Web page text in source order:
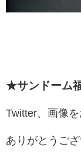
★サンドーム
Twitter、画像を
ありがとうご